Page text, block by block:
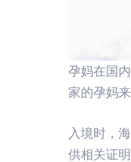
孕妈在国
家的孕妈
入境时，
供相关证